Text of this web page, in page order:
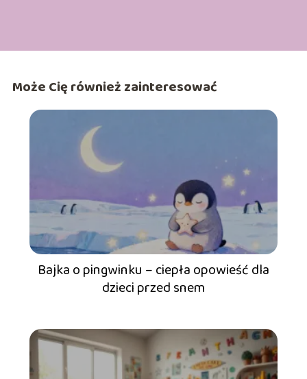
Może Cię również zainteresować
Bajka o pingwinku – ciepła opowieść dla
dzieci przed snem